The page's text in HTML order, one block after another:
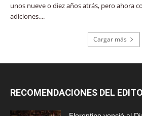
unos nueve o diez años atrás, pero ahora
adiciones,...
Cargar más
RECOMENDACIONES DEL